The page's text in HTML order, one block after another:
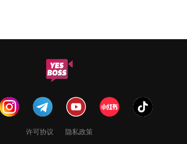
许可协议 隐私政策